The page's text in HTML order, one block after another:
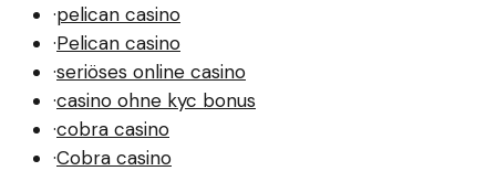
·pelican casino
·Pelican casino
·seriöses online casino
·casino ohne kyc bonus
·cobra casino
·Cobra casino